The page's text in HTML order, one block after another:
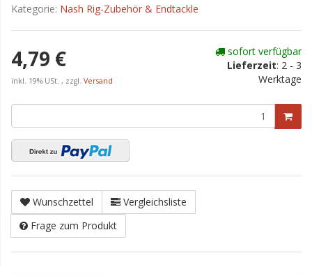
Kategorie: Nash Rig-Zubehör & Endtackle
4,79 €
inkl. 19% USt. , zzgl. Versand
sofort verfügbar
Lieferzeit: 2 - 3
Werktage
Wunschzettel
Vergleichsliste
Frage zum Produkt